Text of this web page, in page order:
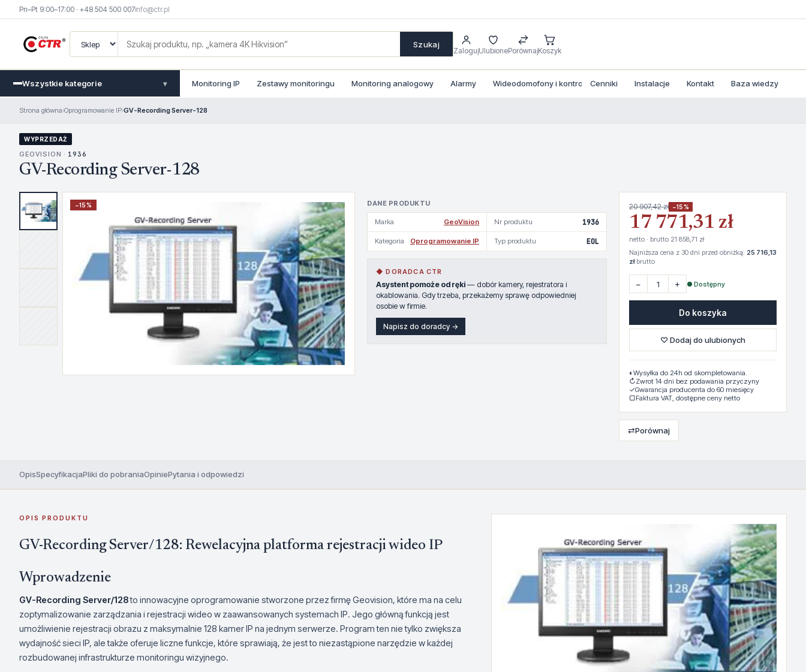
Pn–Pt 9:00–17:00 · +48 504 500 007info@ctr.pl
Szukaj
ZalogujUlubionePorównajKoszyk
Wszystkie kategorie ▾ Monitoring IP Zestawy monitoringu Monitoring analogowy Alarmy Wideodomofony i kontrola dostepu
Cenniki Instalacje Kontakt Baza wiedzy
Strona główna›Oprogramowanie IP›GV-Recording Server-128
WYPRZEDAŻ
GEOVISION · 1936
GV-Recording Server-128
−15% DANE PRODUKTU
Marka GeoVision Nr produktu 1936
Kategoria Oprogramowanie IP Typ produktu EOL
◆ DORADCA CTR
Asystent pomoże od ręki — dobór kamery, rejestratora i
okablowania. Gdy trzeba, przekażemy sprawę odpowiedniej
osobie w firmie.
Napisz do doradcy →
20 907,42 zł −15%
17 771,31 zł
netto · brutto 21 858,71 zł
Najniższa cena z 30 dni przed obniżką: 25 716,13
złbrutto
− + ● Dostępny
Do koszyka
♡ Dodaj do ulubionych
◐ Wysyłka do 24h od skompletowania.
↻Zwrot 14 dni bez podawania przyczyny
✓Gwarancja producenta do 60 miesięcy
▢Faktura VAT, dostępne ceny netto
⇄Porównaj
OpisSpecyfikacjaPliki do pobraniaOpiniePytania i odpowiedzi
OPIS PRODUKTU
GV-Recording Server/128: Rewelacyjna platforma rejestracji wideo IP
Wprowadzenie
GV-Recording Server/128to innowacyjne oprogramowanie stworzone przez firmę Geovision, które ma na celu
zoptymalizowanie zarządzania i rejestracji wideo w zaawansowanych systemach IP. Jego główną funkcją jest
umożliwienie rejestracji obrazu z maksymalnie 128 kamer IP na jednym serwerze. Program ten nie tylko zwiększa
wydajność sieci IP, ale także oferuje liczne funkcje, które sprawiają, że jest to niezastąpione narzędzie w każdej
rozbudowanej infrastrukturze monitoringu wizyjnego.